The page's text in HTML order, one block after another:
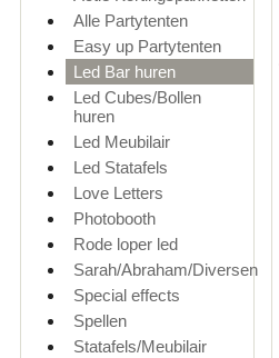
Alle Partytenten
Easy up Partytenten
Led Bar huren
Led Cubes/Bollen
huren
Led Meubilair
Led Statafels
Love Letters
Photobooth
Rode loper led
Sarah/Abraham/Diversen
Special effects
Spellen
Statafels/Meubilair